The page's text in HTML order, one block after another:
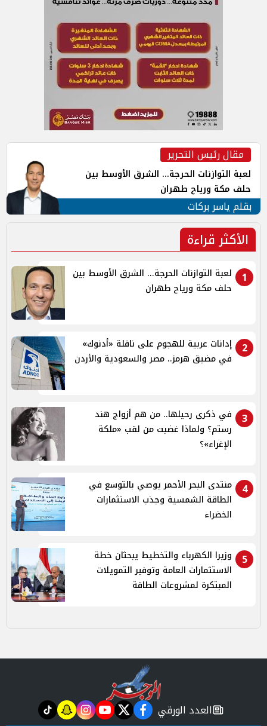
مقال رئيس التحرير
لعبة التوازنات الحرجة... الشرق الأوسط بين
حلف مكة ورياح طهران
بقلم ياسر بركات
الأكثر قراءة
1
لعبة التوازنات الحرجة... الشرق الأوسط بين
حلف مكة ورياح طهران
2
إدانات عربية للهجوم على ناقلة «أدنوك»
في مضيق هرمز.. مصر والسعودية والأردن
3
في ذكرى رحيلها.. من هم أزواج هند
رستم؟ ولماذا غضبت من لقب «ملكة
الإغراء»؟
4
منتدى البحر الأحمر يوصي بالتوسع في
الطاقة الشمسية وجذب الاستثمارات
الخضراء
5
وزيرا الكهرباء والتخطيط يبحثان خطة
الاستثمارات العامة وتوفير التمويلات
المبتكرة لمشروعات الطاقة
newspaper
العدد الورقي facebook
twitter
youtube
instagram
snapchat
tiktok